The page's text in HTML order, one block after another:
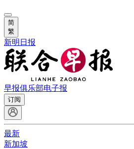
简
繁
新明日报
早报俱乐部电子报
订阅
最新
新加坡